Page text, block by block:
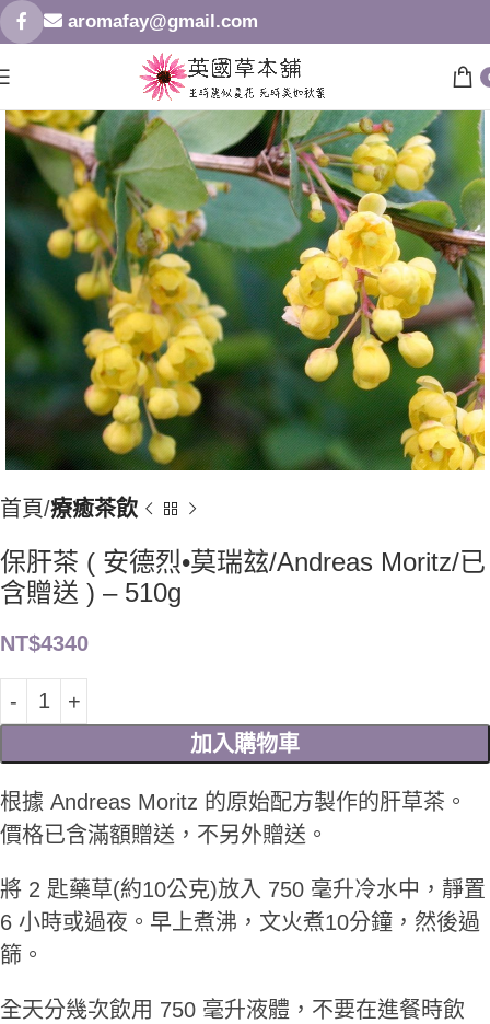
aromafay@gmail.com
首頁 療癒茶飲
保肝茶 ( 安德烈•莫瑞玆/Andreas Moritz/已
含贈送 ) – 510g
NT$4340
加入購物車
根據 Andreas Moritz 的原始配方製作的肝草茶。
價格已含滿額贈送，不另外贈送。
將 2 匙藥草(約10公克)放入 750 毫升冷水中，靜置
6 小時或過夜。早上煮沸，文火煮10分鐘，然後過
篩。
全天分幾次飲用 750 毫升液體，不要在進餐時飲